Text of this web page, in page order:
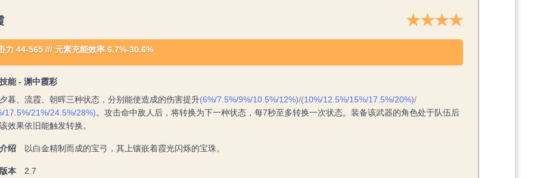
★★★★
力 44-565 /// 元素充能效率 6.7%-30.6%
能 - 渊中霞彩
暮、流霞、朝晖三种状态，分别能使造成的伤害提升(6%/7.5%/9%/10.5%/12%)/(10%/12.5%/15%/17.5%/20%)/
17.5%/21%/24.5%/28%)。攻击命中敌人后，将转换为下一种状态，每7秒至多转换一次状态。装备该武器的角色处于队伍后
效果依旧能触发转换。
绍 以白金精制而成的宝弓，其上镶嵌着霞光闪烁的宝珠。
本 2.7